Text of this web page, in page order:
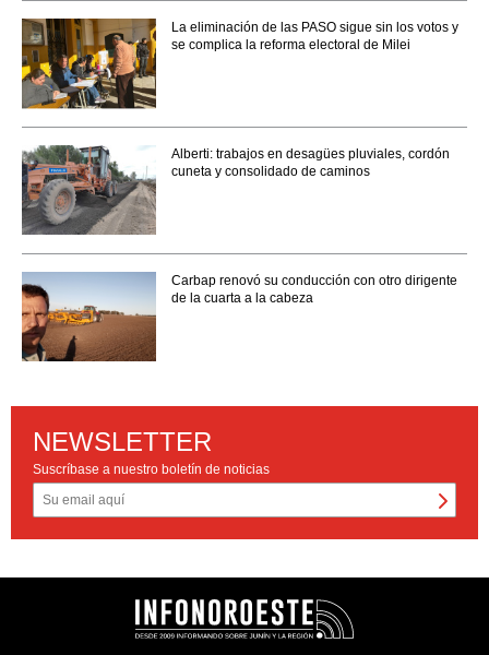
La eliminación de las PASO sigue sin los votos y
se complica la reforma electoral de Milei
Alberti: trabajos en desagües pluviales, cordón
cuneta y consolidado de caminos
Carbap renovó su conducción con otro dirigente
de la cuarta a la cabeza
NEWSLETTER
Suscríbase a nuestro boletín de noticias